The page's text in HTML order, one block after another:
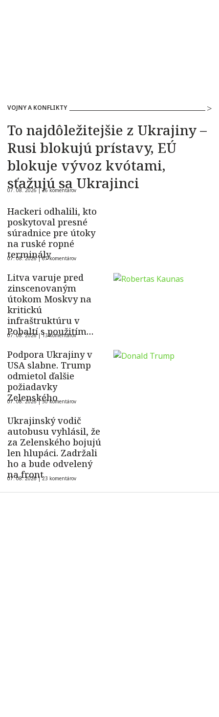
VOJNY A KONFLIKTY
To najdôležitejšie z Ukrajiny –
Rusi blokujú prístavy, EÚ
blokuje vývoz kvótami,
sťažujú sa Ukrajinci
07. 08. 2026 |26 komentárov
Hackeri odhalili, kto
poskytoval presné
súradnice pre útoky
na ruské ropné
terminály
07. 08. 2026 |67 komentárov
Litva varuje pred
zinscenovaným
útokom Moskvy na
kritickú
infraštruktúru v
Pobaltí s použitím
ukrajinského dronu
07. 08. 2026 |13 komentárov
Podpora Ukrajiny v
USA slabne. Trump
odmietol ďalšie
požiadavky
Zelenského
07. 08. 2026 |50 komentárov
Ukrajinský vodič
autobusu vyhlásil, že
za Zelenského bojujú
len hlupáci. Zadržali
ho a bude odvelený
na front
07. 08. 2026 |23 komentárov